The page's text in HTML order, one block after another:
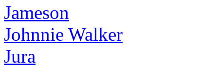
Jameson
Johnnie Walker
Jura